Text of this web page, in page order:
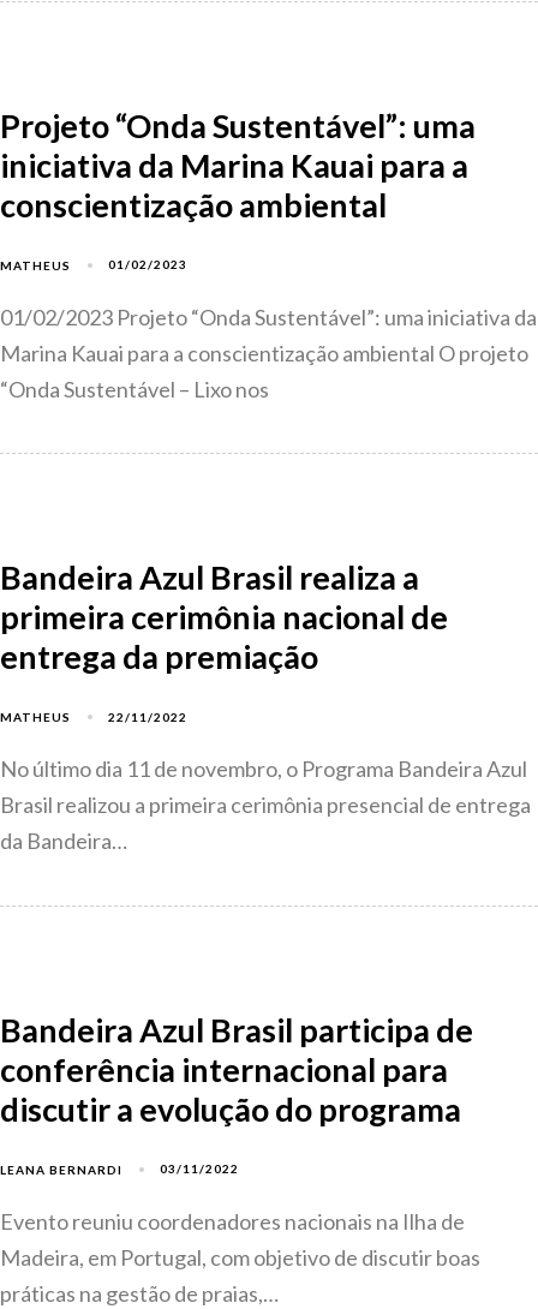
Projeto “Onda Sustentável”: uma
iniciativa da Marina Kauai para a
conscientização ambiental
MATHEUS 01/02/2023
01/02/2023 Projeto “Onda Sustentável”: uma iniciativa da
Marina Kauai para a conscientização ambiental O projeto
“Onda Sustentável – Lixo nos
Bandeira Azul Brasil realiza a
primeira cerimônia nacional de
entrega da premiação
MATHEUS 22/11/2022
No último dia 11 de novembro, o Programa Bandeira Azul
Brasil realizou a primeira cerimônia presencial de entrega
da Bandeira…
Bandeira Azul Brasil participa de
conferência internacional para
discutir a evolução do programa
LEANA BERNARDI 03/11/2022
Evento reuniu coordenadores nacionais na Ilha de
Madeira, em Portugal, com objetivo de discutir boas
práticas na gestão de praias,…